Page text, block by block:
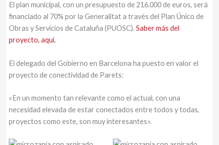
El plan municipal, con un presupuesto de 216.000 de euros, será
financiado al 70% por la Generalitat a través del Plan Único de
Obras y Servicios de Cataluña (PUOSC).Saber más del
proyecto, aquí.
El delegado del Gobierno en Barcelona ha puesto en valor el
proyecto de conectividad de Parets:
«En un momento tan relevante como el actual, con una
necesidad elevada de estar conectados entre todos y todas,
proyectos como este, son muy interesantes».